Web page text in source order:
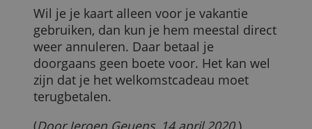
reist en als je dat graag met luxe en
extra’s doet. Ook heeft American Express
geen vaste limiet: die beweegt mee met
je uitgavenpatroon.
Als je American Express wil uitproberen